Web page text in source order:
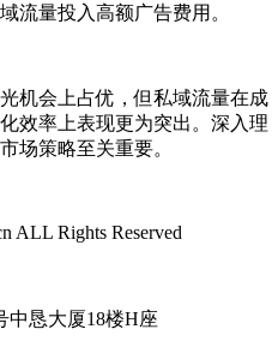
流量投入高额广告费用。
机会上占优，但私域流量在成
效率上表现更为突出。深入理
场策略至关重要。
ALL Rights Reserved
中恳大厦18楼H座